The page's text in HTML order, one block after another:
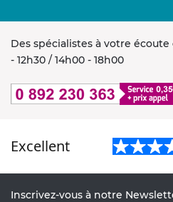
Des spécialistes à votre
- 12h30 / 14h00 - 18h00
Excellent
Inscrivez-vous à notre